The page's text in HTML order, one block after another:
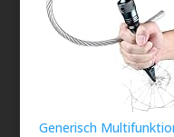
Generisch